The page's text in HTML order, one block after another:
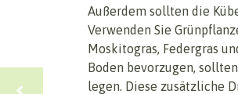
Außerdem sollten die
Verwenden Sie
Moskitogras, Federgras
Boden bevorzugen,
legen. Diese zusätzliche